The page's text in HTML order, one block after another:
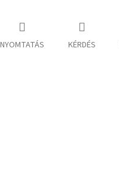
NYOMTATÁS KÉRDÉS